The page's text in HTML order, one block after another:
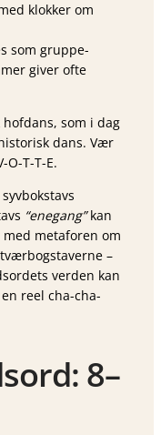
klokker om
som gruppe­
giver ofte
som i dag
dans. Vær
O-T-T-E.
“enegang”kan
metaforen om
–
verden kan
reel cha-cha-
8–